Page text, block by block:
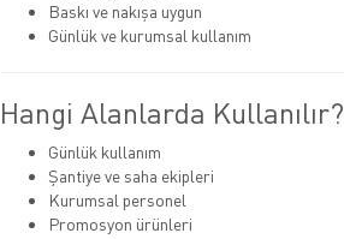
Baskı ve nakışa uygun
Günlük ve kurumsal kullanım
Hangi Alanlarda Kullanılır?
Günlük kullanım
Şantiye ve saha ekipleri
Kurumsal personel
Promosyon ürünleri